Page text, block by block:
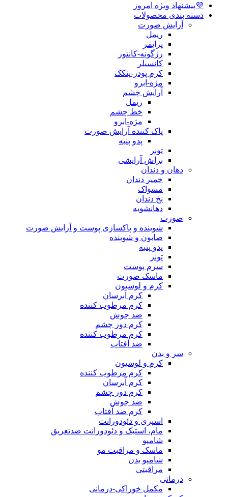
💜پیشنهاد ویژه امروز
دسته بندی محصولات
آرایش صورت
ریمل
پرایمر
رژگونه-کانتور
کانسیلر
کرم پودر-پنکک
مژه-ابرو
آرایش چشم
ریمل
خط چشم
مژه-ابرو
پاک کننده آرایش صورت
پدو پنبه
تونر
براش آرایشی
دهان و دندان
خمیر دندان
مسواک
نخ دندان
دهانشویه
صورت
شوینده و پاکسازی پوست و آرایش صورت
صابون و شوینده
پدو پنبه
تونر
سرم پوست
ماسک صورت
کرم و لوسیون
کرم آبرسان
کرم مرطوب کننده
ضد جوش
کرم دور چشم
کرم مرطوب کننده
ضد آفتاب
سر و بدن
کرم و لوسیون
کرم مرطوب کننده
کرم آبرسان
کرم دور چشم
ضد جوش
کرم ضد آفتاب
اسپری و دئودورانت
مام، استیک و دئودورانت ضدتعریق
شامپو
ماسک و مراقبت مو
شامپو بدن
مراقبتی
درمانی
مکمل خوراکی-درمانی